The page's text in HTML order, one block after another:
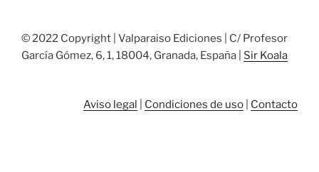
© 2022 Copyright | Valparaiso Ediciones | C/ Profesor
García Gómez, 6, 1, 18004, Granada, España | Sir Koala
Aviso legal Condiciones de uso Contacto